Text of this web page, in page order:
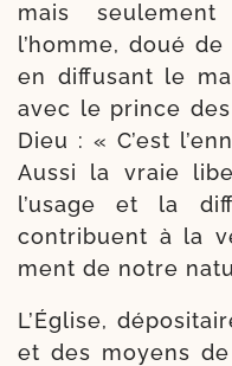
mais
l’homme, doué
en dif­fu­sant le
avec le prince
Dieu : « C’est
Aussi la vraie
l’u­sage et la
contri­buent à la
ment de notre
L’Église,
et des moyens